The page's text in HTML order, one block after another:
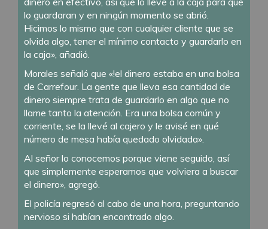
lo guardaran y en ningún momento se abrió.
Hicimos lo mismo que con cualquier cliente que se
olvida algo, tener el mínimo contacto y guardarlo en
la caja», añadió.
Morales señaló que «!el dinero estaba en una bolsa
de Carrefour. La gente que lleva esa cantidad de
dinero siempre trata de guardarlo en algo que no
llame tanto la atención. Era una bolsa común y
corriente, se la llevé al cajero y le avisé en qué
número de mesa había quedado olvidada».
Al señor lo conocemos porque viene seguido, así
que simplemente esperamos que volviera a buscar
el dinero», agregó.
El policía regresó al cabo de una hora, preguntando
nervioso si habían encontrado algo.